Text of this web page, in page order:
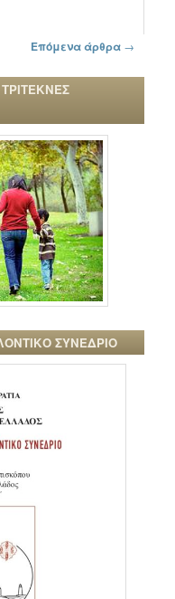
Επόμενα άρθρα →
ΣΥΝΕΔΡΙΟ